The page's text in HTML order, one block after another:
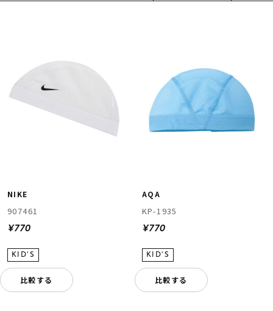
スタッフスナップ
中古/アウトレット サー
フ
中古/アウトレット スノ
ギフトラッピング
アフターサポート
下取り保証について
よくある質問
店舗一覧
お問い合わせ
ムラサキスポーツ 公式アプリ
NIKE
907461
¥770
比較する
AQA
KP-1935
¥770
比較する